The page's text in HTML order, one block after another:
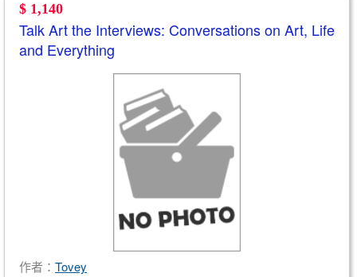
$ 1,140
Talk Art the Interviews: Conversations on Art, Life
and Everything
作者： Tovey